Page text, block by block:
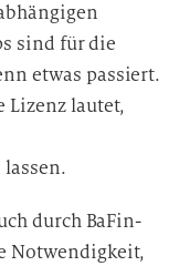
sind für die
etwas passiert.
Lizenz lautet,
durch BaFin-
Notwendigkeit,